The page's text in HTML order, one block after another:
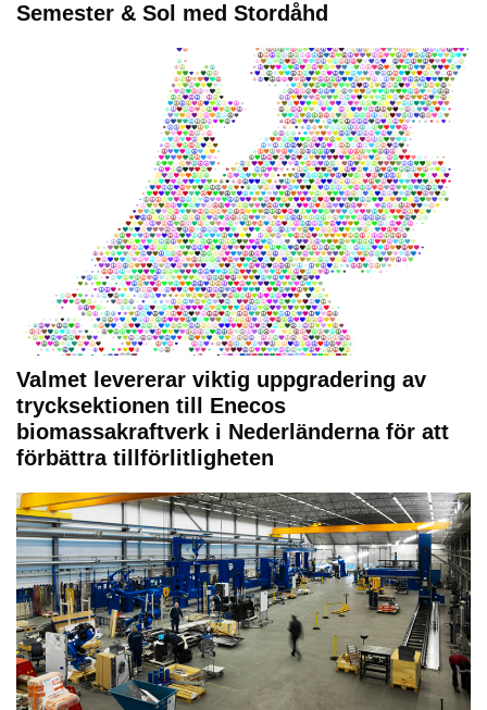
Semester & Sol med Stordåhd
Valmet levererar viktig uppgradering av
trycksektionen till Enecos
biomassakraftverk i Nederländerna för att
förbättra tillförlitligheten